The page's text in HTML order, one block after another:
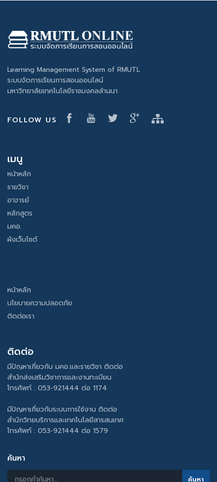
Learning Management System of RMUTL
ระบบจัดการเรียนการสอนออนไลน์
มหาวิทยาลัยเทคโนโลยีราชมงคลล้านนา
FOLLOW US
เมนู
หน้าหลัก
รายวิชา
อาจารย์
หลักสูตร
มคอ.
ผังเว็บไซต์
หน้าหลัก
นโยบายความปลอดภัย
ติดต่อเรา
ติดต่อ
มีปัญหาเกี่ยวกับ มคอ.และรายวิชา ติดต่อ
สำนักส่งเสริมวิชาการและงานทะเบียน
โทรศัพท์ : 053-921444 ต่อ 1174
มีปัญหาเกี่ยวกับระบบการใช้งาน ติดต่อ
สำนักวิทยบริการและเทคโนโลยีสารสนเทศ
โทรศัพท์ : 053-921444 ต่อ 1579
ค้นหา